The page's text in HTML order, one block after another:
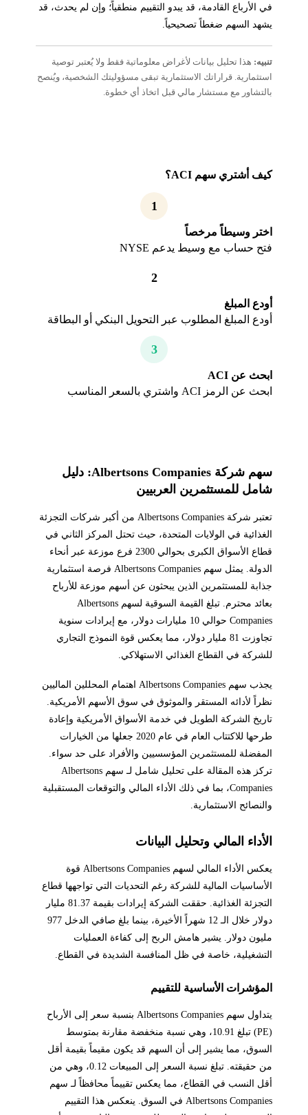
في الأرباع القادمة، قد يبدو التقييم منطقياً؛ وإن لم يحدث، قد
يشهد السهم ضغطاً تصحيحياً.
تنبيه:هذا تحليل بيانات لأغراض معلوماتية فقط ولا يُعتبر توصية
استثمارية. قراراتك الاستثمارية تبقى مسؤوليتك الشخصية، ويُنصح
بالتشاور مع مستشار مالي قبل اتخاذ أي خطوة.
كيف أشتري سهم ACI؟
1
اختر وسيطاً مرخصاً
فتح حساب مع وسيط يدعم NYSE
2
أودع المبلغ
أودع المبلغ المطلوب عبر التحويل البنكي أو البطاقة
3
ابحث عن ACI
ابحث عن الرمز ACI واشتري بالسعر المناسب
سهم شركة Albertsons Companies: دليل
شامل للمستثمرين العربيين
تعتبر شركة Albertsons Companies من أكبر شركات التجزئة
الغذائية في الولايات المتحدة، حيث تحتل المركز الثاني في
قطاع الأسواق الكبرى بحوالي 2300 فرع موزعة عبر أنحاء
الدولة. يمثل سهم Albertsons Companies فرصة استثمارية
جذابة للمستثمرين الذين يبحثون عن أسهم موزعة للأرباح
بعائد محترم. تبلغ القيمة السوقية لسهم Albertsons
Companies حوالي 10 مليارات دولار، مع إيرادات سنوية
تجاوزت 81 مليار دولار، مما يعكس قوة النموذج التجاري
للشركة في القطاع الغذائي الاستهلاكي.
يجذب سهم Albertsons Companies اهتمام المحللين الماليين
نظراً لأدائه المستقر والموثوق في سوق الأسهم الأمريكية.
تاريخ الشركة الطويل في خدمة الأسواق الأمريكية وإعادة
طرحها للاكتتاب العام في عام 2020 جعلها من الخيارات
المفضلة للمستثمرين المؤسسيين والأفراد على حد سواء.
تركز هذه المقالة على تحليل شامل لـ سهم Albertsons
Companies، بما في ذلك الأداء المالي والتوقعات المستقبلية
والنصائح الاستثمارية.
الأداء المالي وتحليل البيانات
يعكس الأداء المالي لسهم Albertsons Companies قوة
الأساسيات المالية للشركة رغم التحديات التي تواجهها قطاع
التجزئة الغذائية. حققت الشركة إيرادات بقيمة 81.37 مليار
دولار خلال الـ 12 شهراً الأخيرة، بينما بلغ صافي الدخل 977
مليون دولار. يشير هامش الربح إلى كفاءة العمليات
التشغيلية، خاصة في ظل المنافسة الشديدة في القطاع.
المؤشرات الأساسية للتقييم
يتداول سهم Albertsons Companies بنسبة سعر إلى الأرباح
(PE) تبلغ 10.91، وهي نسبة منخفضة مقارنة بمتوسط
السوق، مما يشير إلى أن السهم قد يكون مقيماً بقيمة أقل
من حقيقته. تبلغ نسبة السعر إلى المبيعات 0.12، وهي من
أقل النسب في القطاع، مما يعكس تقييماً محافظاً لـ سهم
Albertsons Companies في السوق. ينعكس هذا التقييم